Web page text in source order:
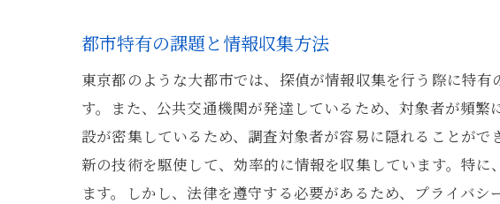
都市特
東京都
探偵が
依頼者
東京都
都市特有の課題と情報収集方法
東京都のような大都市では、探偵が情報収集を行う際に特
す。また、公共交通機関が発達しているため、対象者が頻
設が密集しているため、調査対象者が容易に隠れることが
新の技術を駆使して、効率的に情報を収集しています。特
ます。しかし、法律を遵守する必要があるため、プライバ